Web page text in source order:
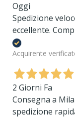
Oggi
Spedizione
eccellente.
Acquirente
2 Giorni Fa
Consegna a
spedizione